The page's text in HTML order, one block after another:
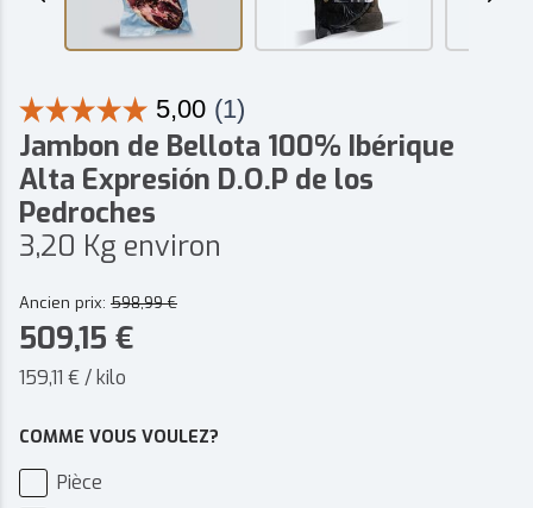
Jambon de Bellota 100% Ibérique
Alta Expresión D.O.P de los
Pedroches
3,20 Kg environ
Ancien prix: 598,99 €
509,15 €
159,11 € / kilo
COMME VOUS VOULEZ?
Pièce